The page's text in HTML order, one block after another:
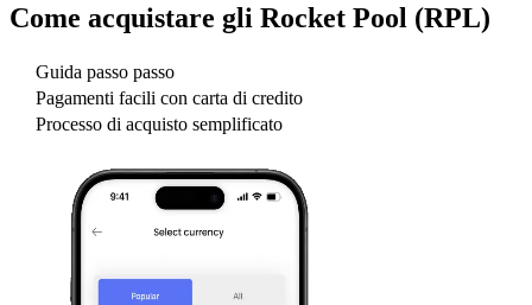
Come acquistare gli Rocket Pool (RPL)
Guida passo passo
Pagamenti facili con carta di credito
Processo di acquisto semplificato